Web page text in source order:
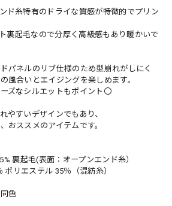
ド糸特有のドライな質感が特徴的でプリン
裏起毛なので分厚く高級感もあり暖かいで
パネルのリブ仕様のため型崩れがしにく
風合いとエイジングを楽しめます。
ズなシルエットもポイント〇
やすいデザインでもあり、
おススメのアイテムです。
裏起毛(表面：オープンエンド糸）
ポリエステル 35％（混紡糸）
色